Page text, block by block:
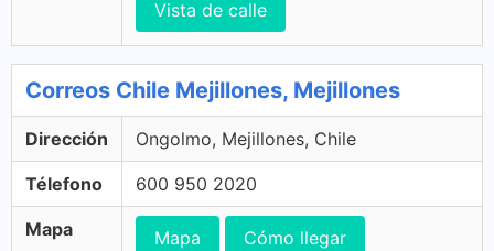
Vista de calle
Correos Chile Mejillones, Mejillones
Dirección Ongolmo, Mejillones, Chile
Télefono 600 950 2020
Mapa Mapa Cómo llegar